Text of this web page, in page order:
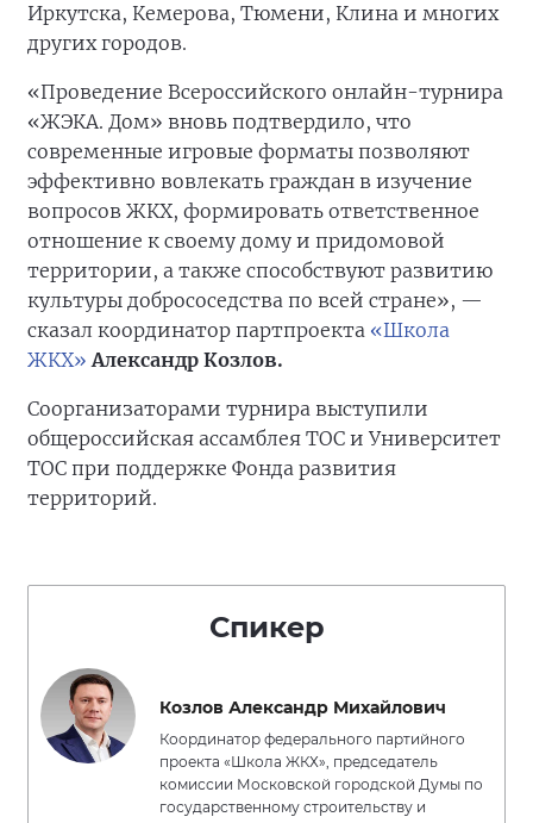
Иркутска, Кемерова, Тюмени, Клина и многих
других городов.
«Проведение Всероссийского онлайн-турнира
«ЖЭКА. Дом» вновь подтвердило, что
современные игровые форматы позволяют
эффективно вовлекать граждан в изучение
вопросов ЖКХ, формировать ответственное
отношение к своему дому и придомовой
территории, а также способствуют развитию
культуры добрососедства по всей стране», —
сказал координатор партпроекта «Школа
ЖКХ» Александр Козлов.
Соорганизаторами турнира выступили
общероссийская ассамблея ТОС и Университет
ТОС при поддержке Фонда развития
территорий.
Спикер
Козлов Александр Михайлович
Координатор федерального партийного
проекта «Школа ЖКХ», председатель
комиссии Московской городской Думы по
государственному строительству и